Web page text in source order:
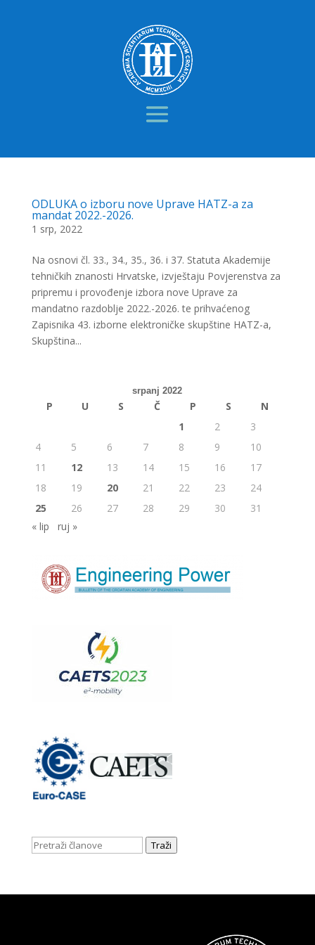
ODLUKA o izboru nove Uprave HATZ-a za
mandat 2022.-2026.
1 srp, 2022
Na osnovi čl. 33., 34., 35., 36. i 37. Statuta Akademije
tehničkih znanosti Hrvatske, izvještaju Povjerenstva za
pripremu i provođenje izbora nove Uprave za
mandatno razdoblje 2022.-2026. te prihvaćenog
Zapisnika 43. izborne elektroničke skupštine HATZ-a,
Skupština...
srpanj 2022
P U S Č P S
N
1
2
3
4
5 6 7 8 9
10
11
12 13 14 15 16
17
18
19 20 21 22 23
24
25
26 27 28 29 30
31
« lip
ruj »
Traži